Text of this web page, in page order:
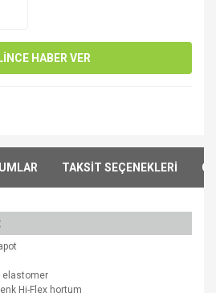
HABER VER
TAKSİT SEÇENEKLERİ
elastomer
Hi-Flex hortum